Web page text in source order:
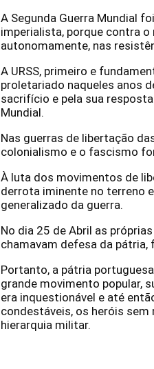
A Segunda Guerra Mundial
imperialista, porque contra
autonomamente, nas
A URSS, primeiro e
proletariado naqueles anos
sacrifício e pela sua
Mundial.
Nas guerras de libertação
colonialismo e o fascismo
À luta dos movimentos de
derrota iminente no terreno
generalizado da guerra.
No dia 25 de Abril as
chamavam defesa da
Portanto, a pátria
grande movimento popular,
era inquestionável e até
condestáveis, os heróis
hierarquia militar.